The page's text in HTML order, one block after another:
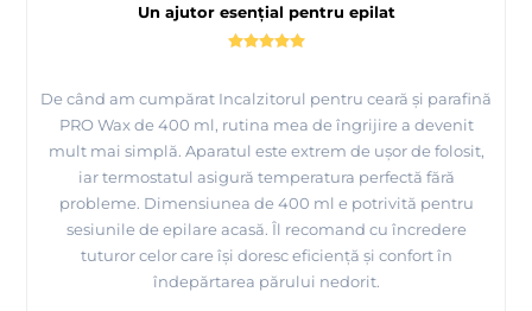
Un ajutor esențial pentru epilat
De când am cumpărat Incalzitorul pentru ceară și parafină
PRO Wax de 400 ml, rutina mea de îngrijire a devenit
mult mai simplă. Aparatul este extrem de ușor de folosit,
iar termostatul asigură temperatura perfectă fără
probleme. Dimensiunea de 400 ml e potrivită pentru
sesiunile de epilare acasă. Îl recomand cu încredere
tuturor celor care își doresc eficiență și confort în
îndepărtarea părului nedorit.